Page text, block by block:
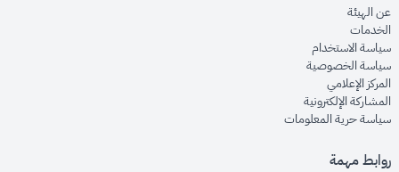
عن الهيئةopens in new window
الخدماتopens in new window
سياسة الاستخدام
سياسة الخصوصيةopens in new window
المركز الإعلاميopens in new window
المشاركة الإلكترونيةopens in new window
سياسة حرية المعلوماتopens in new window
روابط مهمة